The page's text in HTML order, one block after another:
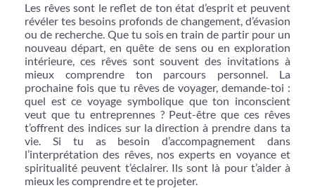
Les rêves sont le reflet de ton état d’esprit et peuvent
révéler tes besoins profonds de changement, d’évasion
ou de recherche. Que tu sois en train de partir pour un
nouveau départ, en quête de sens ou en exploration
intérieure, ces rêves sont souvent des invitations à
mieux comprendre ton parcours personnel. La
prochaine fois que tu rêves de voyager, demande-toi :
quel est ce voyage symbolique que ton inconscient
veut que tu entreprennes ? Peut-être que ces rêves
t’offrent des indices sur la direction à prendre dans ta
vie. Si tu as besoin d’accompagnement dans
l’interprétation des rêves, nos experts en voyance et
spiritualité peuvent t’éclairer. Ils sont là pour t’aider à
mieux les comprendre et te projeter.